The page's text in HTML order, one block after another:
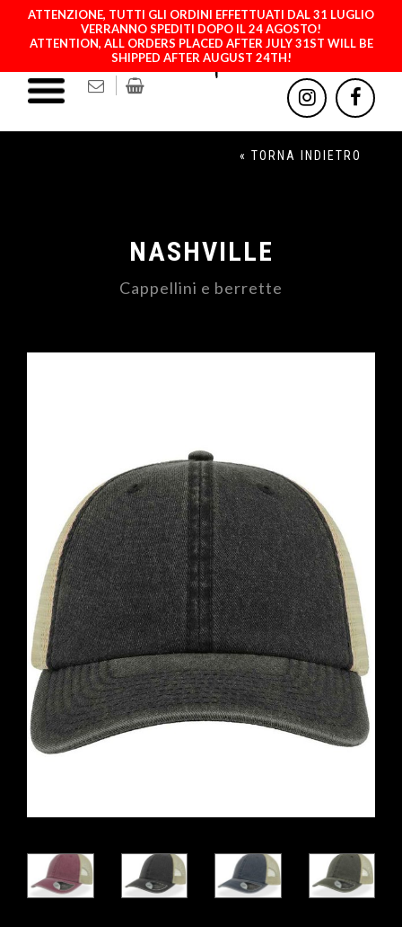
ATTENZIONE, TUTTI GLI ORDINI EFFETTUATI DAL 31 LUGLIO
VERRANNO SPEDITI DOPO IL 24 AGOSTO!
ATTENTION, ALL ORDERS PLACED AFTER JULY 31ST WILL BE
SHIPPED AFTER AUGUST 24TH!
« TORNA INDIETRO
NASHVILLE
Cappellini e berrette